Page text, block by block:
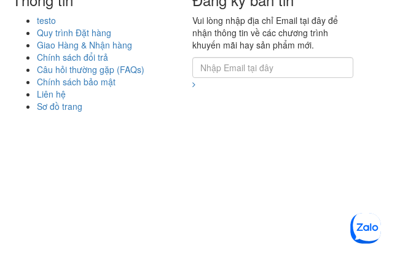
testo
Quy trình Đặt hàng
Giao Hàng & Nhận hàng
Chính sách đổi trả
Câu hỏi thường gặp (FAQs)
Chính sách bảo mật
Liên hệ
Sơ đồ trang
Vui lòng nhập địa chỉ Email tại đây để
nhận thông tin về các chương trình
khuyến mãi hay sản phẩm mới.